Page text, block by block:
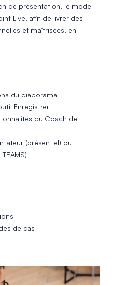
de présentation, le mode
Live, afin de livrer des
et maîtrisées, en
du diaporama
Enregistrer
du Coach de
(présentiel) ou
de cas